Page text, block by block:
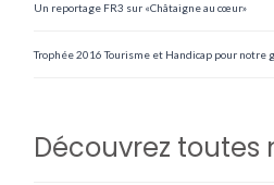
Un reportage FR3 sur «Châtaigne au cœur»
Trophée 2016 Tourisme et Handicap pour notre
Découvrez toutes